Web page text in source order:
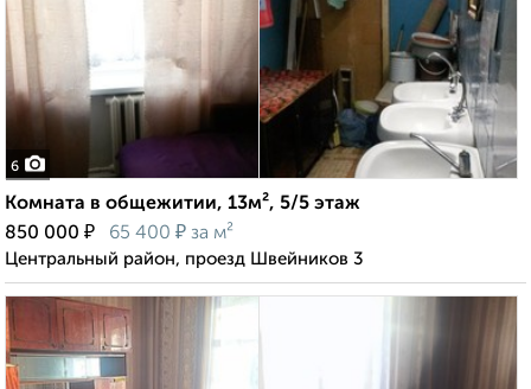
6
Комната в общежитии, 13м², 5/5 этаж
850 000 ₽ 65 400 ₽ за м²
Центральный район, проезд Швейников 3